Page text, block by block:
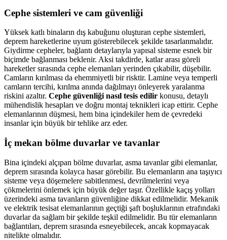
Cephe sistemleri ve cam güvenliği
Yüksek katlı binaların dış kabuğunu oluşturan cephe sistemleri,
deprem hareketlerine uyum gösterebilecek şekilde tasarlanmalıdır.
Giydirme cepheler, bağlantı detaylarıyla yapısal sisteme esnek bir
biçimde bağlanması beklenir. Aksi takdirde, katlar arası göreli
hareketler sırasında cephe elemanları yerinden çıkabilir, düşebilir.
Camların kırılması da ehemmiyetli bir risktir. Lamine veya temperli
camların tercihi, kırılma anında dağılmayı önleyerek yaralanma
riskini azaltır. Cephe güvenliği nasıl tesis edilir konusu, detaylı
mühendislik hesapları ve doğru montaj teknikleri icap ettirir. Cephe
elemanlarının düşmesi, hem bina içindekiler hem de çevredeki
insanlar için büyük bir tehlike arz eder.
İç mekan bölme duvarlar ve tavanlar
Bina içindeki alçıpan bölme duvarlar, asma tavanlar gibi elemanlar,
deprem sırasında kolayca hasar görebilir. Bu elemanların ana taşıyıcı
sisteme veya döşemelere sabitlenmesi, devrilmelerini veya
çökmelerini önlemek için büyük değer taşır. Özellikle kaçış yolları
üzerindeki asma tavanların güvenliğine dikkat edilmelidir. Mekanik
ve elektrik tesisat elemanlarının geçtiği şaft boşluklarının etrafındaki
duvarlar da sağlam bir şekilde teşkil edilmelidir. Bu tür elemanların
bağlantıları, deprem sırasında esneyebilecek, ancak kopmayacak
nitelikte olmalıdır.